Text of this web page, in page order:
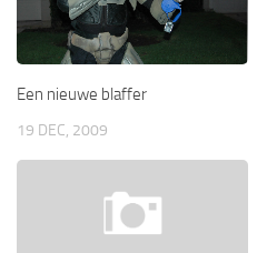
Een nieuwe blaffer
19 DEC, 2009